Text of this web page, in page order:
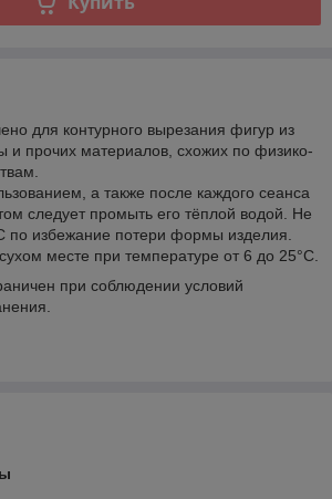
для контурного вырезания фигур из
и прочих материалов, схожих по физико-
а также после каждого сеанса
следует промыть его тёплой водой. Не
по избежание потери формы изделия.
месте при температуре от 6 до 25°С.
при соблюдении условий